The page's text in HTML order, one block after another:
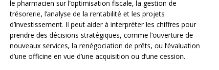
le pharmacien sur l’optimisation fiscale, la gestion de
trésorerie, l’analyse de la rentabilité et les projets
d’investissement. Il peut aider à interpréter les chiffres pour
prendre des décisions stratégiques, comme l’ouverture de
nouveaux services, la renégociation de prêts, ou l’évaluation
d’une officine en vue d’une acquisition ou d’une cession.